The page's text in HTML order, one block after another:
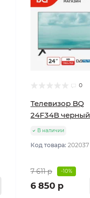
0
Телевизор BQ
24F34B черный
В наличии
Код товара: 202037
7 611 р -10%
6 850 р